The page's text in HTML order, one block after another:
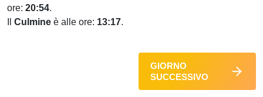
ore: 20:54.
Culmine è alle ore: 13:17.
GIORNO
SUCCESSIVO